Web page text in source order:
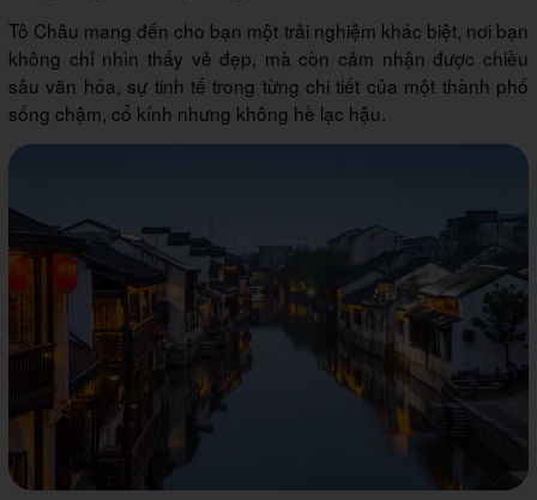
Tô Châu mang đến cho bạn một trải nghiệm khác biệt, nơi bạn
không chỉ nhìn thấy vẻ đẹp, mà còn cảm nhận được chiều
sâu văn hóa, sự tinh tế trong từng chi tiết của một thành phố
sống chậm, cổ kính nhưng không hề lạc hậu.